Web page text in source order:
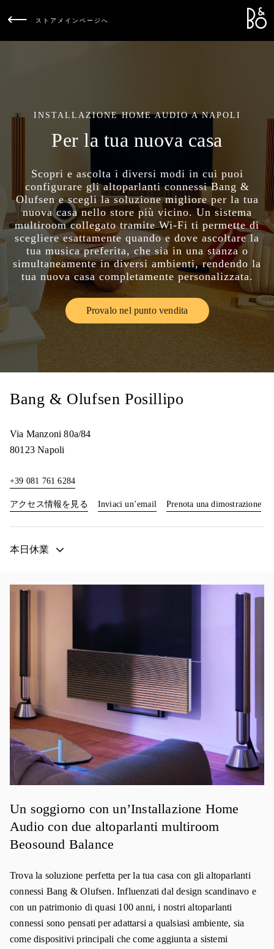
ストアメインページへ
INSTALLAZIONE HOME AUDIO A NAPOLI
Per la tua nuova casa
Scopri e ascolta i diversi modi in cui puoi
configurare gli altoparlanti connessi Bang &
Olufsen e scegli la soluzione migliore per la tua
nuova casa nello store più vicino. Un sistema
multiroom collegato tramite Wi-Fi ti permette di
scegliere esattamente quando e dove ascoltare la
tua musica preferita, che sia in una stanza o
simultaneamente in diversi ambienti, rendendo la
tua nuova casa completamente personalizzata.
Provalo nel punto vendita
Link Opens in New Tab
Bang & Olufsen Posillipo
Via Manzoni 80a/84
80123 Napoli
+39 081 761 6284
アクセス情報を見る Link Opens in New Tab
Inviaci un’email Prenota una dimostrazione
本日休業
イベント画像
Un soggiorno con un’Installazione Home
Audio con due altoparlanti multiroom
Beosound Balance
Trova la soluzione perfetta per la tua casa con gli altoparlanti
connessi Bang & Olufsen. Influenzati dal design scandinavo e
con un patrimonio di quasi 100 anni, i nostri altoparlanti
connessi sono pensati per adattarsi a qualsiasi ambiente, sia
come dispositivi principali che come aggiunta a sistemi